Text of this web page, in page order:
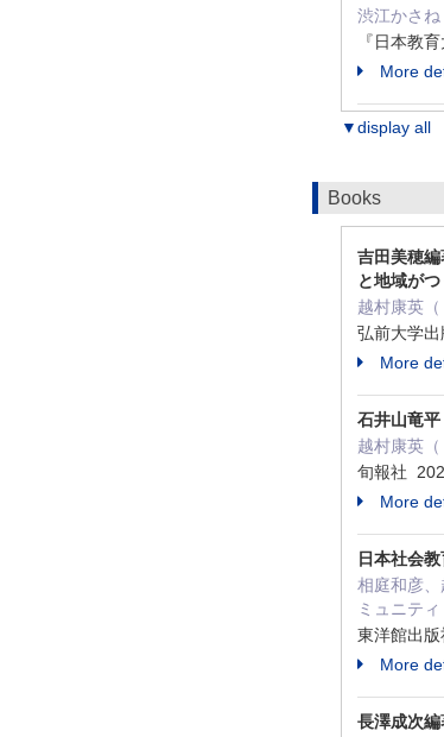
渋江かさ
『日本教
More
▼display all
Books
吉田美穂
と地域がつ
越村康英
弘前大学
More
石井山竜平
越村康英
旬報社
More
日本社会
相庭和彦
ミュニテ
東洋館出
More
長澤成次